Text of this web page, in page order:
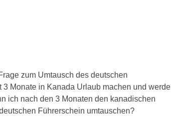
zum Umtausch des deutschen
Monate in Kanada Urlaub machen und werde
ich nach den 3 Monaten den kanadischen
Führerschein umtauschen?